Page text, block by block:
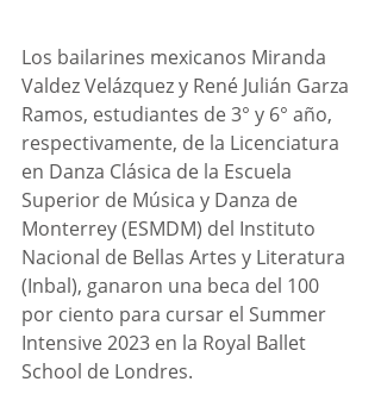
Los bailarines mexicanos Miranda
Valdez Velázquez y René Julián Garza
Ramos, estudiantes de 3° y 6° año,
respectivamente, de la Licenciatura
en Danza Clásica de la Escuela
Superior de Música y Danza de
Monterrey (ESMDM) del Instituto
Nacional de Bellas Artes y Literatura
(Inbal), ganaron una beca del 100
por ciento para cursar el Summer
Intensive 2023 en la Royal Ballet
School de Londres.